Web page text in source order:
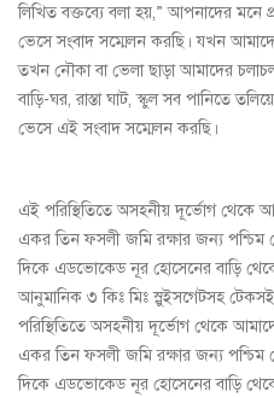
লিখিত বক্তব্যে বলা হয়,” আপনাদের
ভেসে সংবাদ সম্মেলন করছি। যখন
তখন নৌকা বা ভেলা ছাড়া আমাদের
বাড়ি-ঘর, রাস্তা ঘাট, স্কুল সব পানিতে
ভেসে এই সংবাদ সম্মেলন করছি।
এই পরিস্থিতিতে অসহনীয় দূর্ভোগ থেকে
একর তিন ফসলী জমি রক্ষার জন্য পশ্চিম
দিকে এডভোকেড নূর হোসেনের বাড়ি থেকে
আনুমানিক ৩ কিঃ মিঃ স্লুইসগেটসহ
পরিস্থিতিতে অসহনীয় দূর্ভোগ থেকে
একর তিন ফসলী জমি রক্ষার জন্য পশ্চিম
দিকে এডভোকেড নূর হোসেনের বাড়ি থেকে